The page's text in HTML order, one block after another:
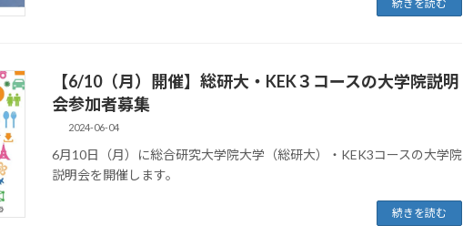
続きを読む
【6/10（月）開催】総研大・KEK３コースの大学院説明
会参加者募集
2024-06-04
6月10日（月）に総合研究大学院大学（総研大）・KEK3コースの大学院
説明会を開催します。
続きを読む